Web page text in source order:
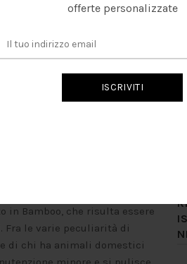
offerte personalizzate
, a differenza del legno, non
con un processo di
caratteristica, abbinata
Low Cost per i
materiali non conformi,
verificare
certificazioni.
Se da un lato le sue
risulta essere
in Bamboo, che risulta essere
Fra le varie peculiarità di
di chi ha animali domestici